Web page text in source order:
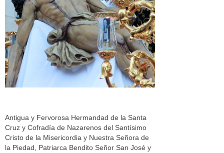
Antigua y Fervorosa Hermandad de la Santa
Cruz y Cofradía de Nazarenos del Santísimo
Cristo de la Misericordia y Nuestra Señora de
la Piedad, Patriarca Bendito Señor San José y